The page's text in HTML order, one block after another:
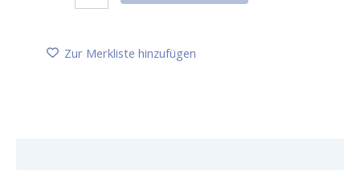
MengeZur Merkliste hinzufügen